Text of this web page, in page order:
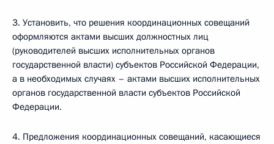
3. Установить, что решения координационных совещаний
оформляются актами высших должностных лиц
(руководителей высших исполнительных органов
государственной власти) субъектов Российской Федерации,
а в необходимых случаях – актами высших исполнительных
органов государственной власти субъектов Российской
Федерации.
4. Предложения координационных совещаний, касающиеся